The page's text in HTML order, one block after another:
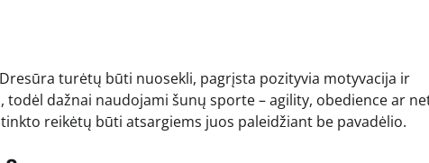
turėtų būti nuosekli, pagrįsta pozityvia motyvacija ir
dažnai naudojami šunų sporte – agility, obedience ar
reikėtų būti atsargiems juos paleidžiant be pavadėlio.